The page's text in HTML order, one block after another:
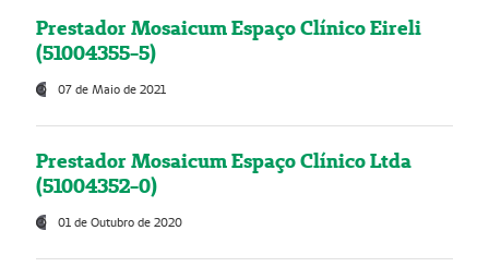
Prestador Mosaicum Espaço Clínico Eireli
(51004355-5)
07 de Maio de 2021
Prestador Mosaicum Espaço Clínico Ltda
(51004352-0)
01 de Outubro de 2020